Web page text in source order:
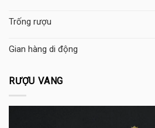
Trống rượu
Gian hàng di động
RƯỢU VANG